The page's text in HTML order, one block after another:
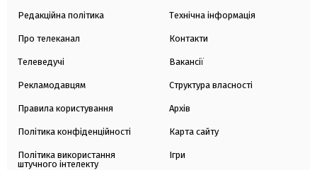
Редакційна політика
Про телеканал
Телеведучі
Рекламодавцям
Правила користування
Політика конфіденційності
Політика використання
штучного інтелекту
Технічна інформація
Контакти
Вакансії
Структура власності
Архів
Карта сайту
Ігри